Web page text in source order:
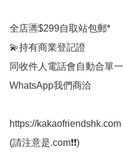
全店🈵$299自取站包郵*
💫持有商業登記證
同收件人電話會自動合單
WhatsApp我們商洽
https://kakaofriendshk.com
(請注意是.com❗❗)